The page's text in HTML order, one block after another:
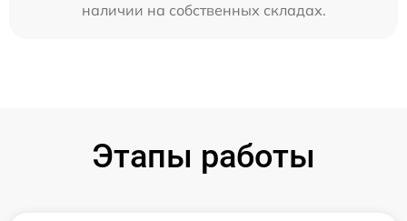
наличии на собственных складах.
Этапы работы